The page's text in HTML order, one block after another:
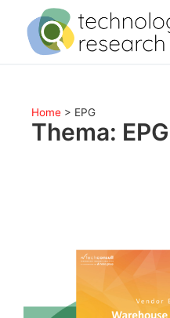
Home > EPG
Thema: EPG